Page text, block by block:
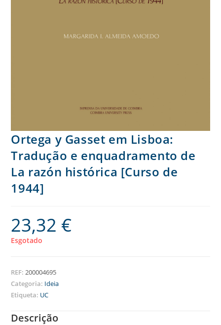
Ortega y Gasset em Lisboa:
Tradução e enquadramento de
La razón histórica [Curso de
1944]
23,32 €
Esgotado
REF: 200004695
Categoria: Ideia
Etiqueta: UC
Descrição